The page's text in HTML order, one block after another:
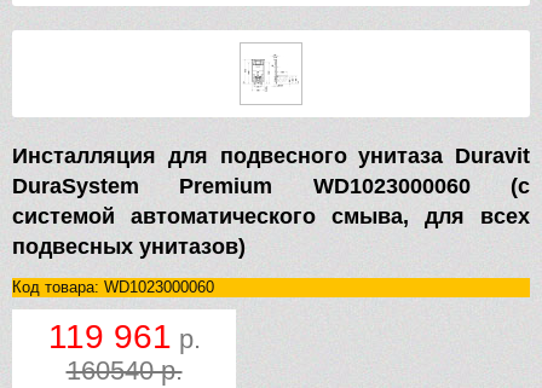
Инсталляция для подвесного унитаза Duravit
DuraSystem Premium WD1023000060 (с
системой автоматического смыва, для всех
подвесных унитазов)
Код товара: WD1023000060
119 961 р.
160540 р.